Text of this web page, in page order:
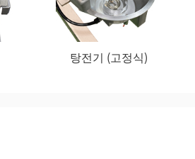
탕전기 (고정식)